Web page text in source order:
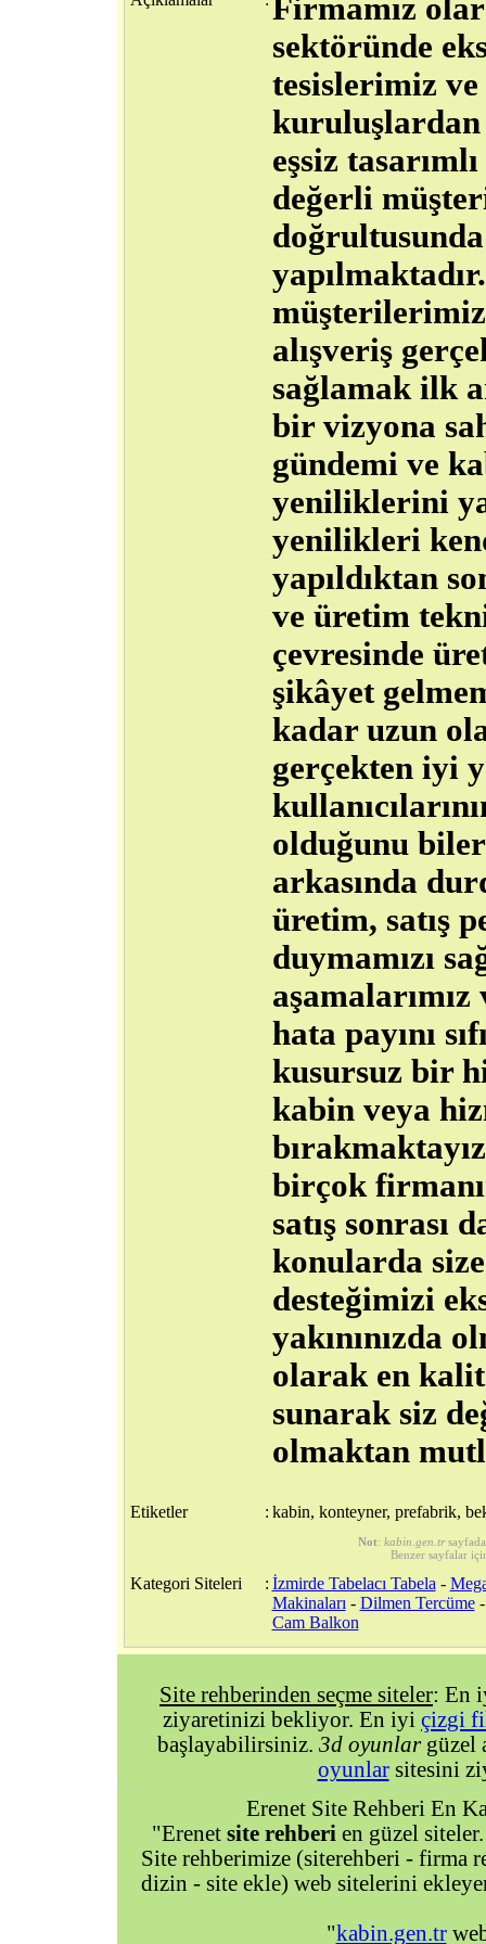
Firmamız
sektöründe
tesislerimiz
kuruluşlardan
eşsiz
değerli
alışveriş
sağlamak ilk
bir vizyona
gündemi ve
yeniliklerini
yenilikleri
yapıldıktan
ve üretim
çevresinde
şikâyet
kadar uzun
gerçekten iyi
olduğunu
arkasında
üretim, satış
duymamızı
hata payını
kusursuz bir
kabin veya
birçok
satış sonrası
konularda size
desteğimizi
yakınınızda
olarak en
sunarak siz
olmaktan
Etiketler : kabin, konteyner, prefabrik,
Not: kabin.gen.tr
Benzer sayfalar
Kategori Siteleri : İzmirde Tabelacı Tabela -
Makinaları - Dilmen Tercüme
Cam Balkon
Site rehberinden seçme siteler: En
ziyaretinizi bekliyor. En iyi çizgi
başlayabilirsiniz. 3d oyunlargüzel
oyunlarsitesini
Erenet Site Rehberi En
"Erenet site rehberi en güzel
Site rehberimize (siterehberi - firma
dizin - site ekle) web sitelerini
"kabin.gen.tr